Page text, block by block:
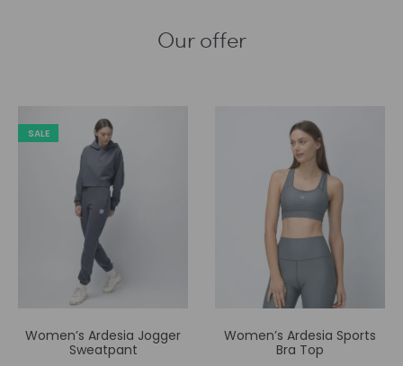
Our offer
SALE
Women’s Ardesia Jogger
Sweatpant
Women’s Ardesia Sports
Bra Top